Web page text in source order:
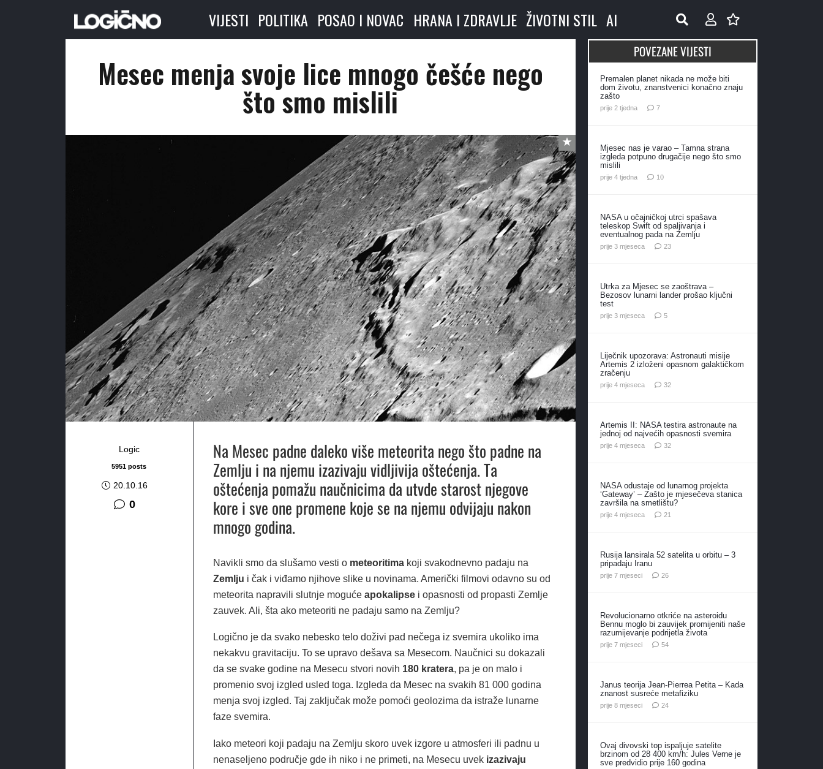
VIJESTI POLITIKA POSAO I NOVAC HRANA I ZDRAVLJE ŽIVOTNI STIL AI
Mesec menja svoje lice mnogo češće nego
što smo mislili
Logic
5951 posts
20.10.16
0
Na Mesec padne daleko više meteorita nego što padne na
Zemlju i na njemu izazivaju vidljivija oštećenja. Ta
oštećenja pomažu naučnicima da utvde starost njegove
kore i sve one promene koje se na njemu odvijaju nakon
mnogo godina.
Navikli smo da slušamo vesti o meteoritimakoji svakodnevno padaju na
Zemlju i čak i viđamo njihove slike u novinama. Američki filmovi odavno su od
meteorita napravili slutnje moguće apokalipsei opasnosti od propasti Zemlje
zauvek. Ali, šta ako meteoriti ne padaju samo na Zemlju?
Logično je da svako nebesko telo doživi pad nečega iz svemira ukoliko ima
nekakvu gravitaciju. To se upravo dešava sa Mesecom. Naučnici su dokazali
da se svake godine na Mesecu stvori novih 180 kratera, pa je on malo i
promenio svoj izgled usled toga. Izgleda da Mesec na svakih 81 000 godina
menja svoj izgled. Taj zaključak može pomoći geolozima da istraže lunarne
faze svemira.
Iako meteori koji padaju na Zemlju skoro uvek izgore u atmosferi ili padnu u
nenaseljeno područje gde ih niko i ne primeti, na Mesecu uvek izazivaju
POVEZANE VIJESTI
Premalen planet nikada ne može biti
dom životu, znanstvenici konačno znaju
zašto
prije 2 tjedna 7komentara
Mjesec nas je varao – Tamna strana
izgleda potpuno drugačije nego što smo
mislili
prije 4 tjedna 10komentara
NASA u očajničkoj utrci spašava
teleskop Swift od spaljivanja i
eventualnog pada na Zemlju
prije 3 mjeseca 23komentara
Utrka za Mjesec se zaoštrava –
Bezosov lunarni lander prošao ključni
test
prije 3 mjeseca 5komentara
Liječnik upozorava: Astronauti misije
Artemis 2 izloženi opasnom galaktičkom
zračenju
prije 4 mjeseca 32komentara
Artemis II: NASA testira astronaute na
jednoj od najvećih opasnosti svemira
prije 4 mjeseca 32komentara
NASA odustaje od lunarnog projekta
‘Gateway’ – Zašto je mjesečeva stanica
završila na smetlištu?
prije 4 mjeseca 21
Rusija lansirala 52 satelita u orbitu – 3
pripadaju Iranu
prije 7 mjeseci 26komentara
Revolucionarno otkriće na asteroidu
Bennu moglo bi zauvijek promijeniti naše
razumijevanje podrijetla života
prije 7 mjeseci 54komentara
Janus teorija Jean-Pierrea Petita – Kada
znanost susreće metafiziku
prije 8 mjeseci 24komentara
Ovaj divovski top ispaljuje satelite
brzinom od 28 400 km/h: Jules Verne je
sve predvidio prije 160 godina